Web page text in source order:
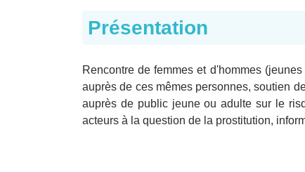
Présentation
Rencontre de femmes et d'hommes
auprès de ces mêmes personnes, soutien
auprès de public jeune ou adulte sur le
acteurs à la question de la prostitution,